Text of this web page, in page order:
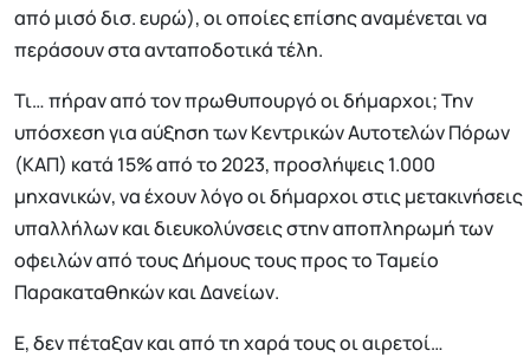
από μισό δισ. ευρώ), οι οποίες επίσης αναμένεται να
περάσουν στα ανταποδοτικά τέλη.
Τι… πήραν από τον πρωθυπουργό οι δήμαρχοι; Την
υπόσχεση για αύξηση των Κεντρικών Αυτοτελών Πόρων
(ΚΑΠ) κατά 15% από το 2023, προσλήψεις 1.000
μηχανικών, να έχουν λόγο οι δήμαρχοι στις μετακινήσεις
υπαλλήλων και διευκολύνσεις στην αποπληρωμή των
οφειλών από τους Δήμους τους προς το Ταμείο
Παρακαταθηκών και Δανείων.
Ε, δεν πέταξαν και από τη χαρά τους οι αιρετοί…